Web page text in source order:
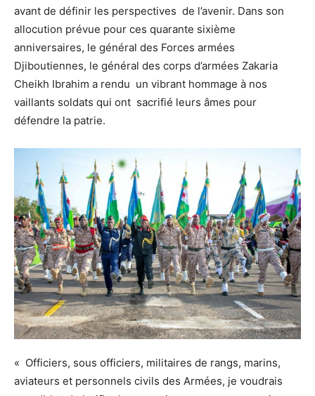
avant de définir les perspectives de l’avenir. Dans son
allocution prévue pour ces quarante sixième
anniversaires, le général des Forces armées
Djiboutiennes, le général des corps d’armées Zakaria
Cheikh Ibrahim a rendu un vibrant hommage à nos
vaillants soldats qui ont sacrifié leurs âmes pour
défendre la patrie.
« Officiers, sous officiers, militaires de rangs, marins,
aviateurs et personnels civils des Armées, je voudrais